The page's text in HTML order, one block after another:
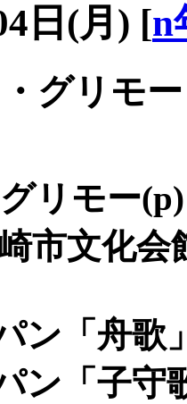
日(月) [n
グリモ
リモー(p)
市文化会
ン「舟歌
ン「子守